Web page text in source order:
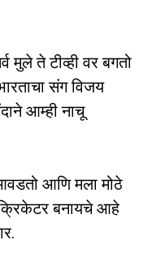
ते टीव्ही वर बगतो
संग विजय
आम्ही नाचू
आणि मला मोठे
बनायचे आहे